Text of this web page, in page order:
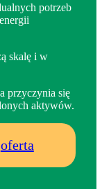
potrzeb
skalę i w
przyczynia się
aktywów.
oferta